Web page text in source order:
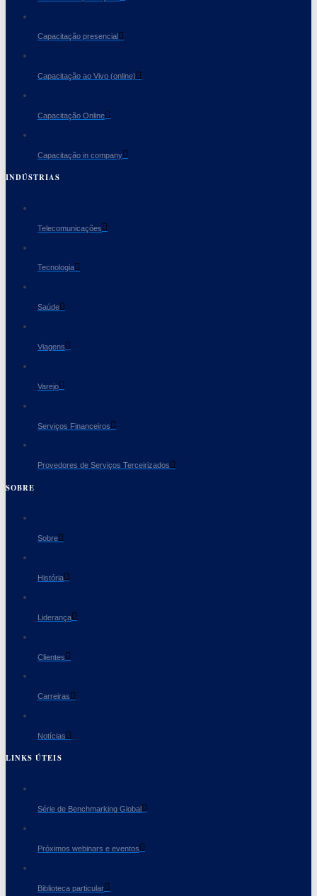
Capacitação presencial
Capacitação ao Vivo (online)
Capacitação Online
Capacitação in company
INDÚSTRIAS
Telecomunicações
Tecnologia
Saúde
Viagens
Varejo
Serviços Financeiros
Provedores de Serviços Terceirizados
SOBRE
Sobre
História
Liderança
Clientes
Carreiras
Notícias
LINKS ÚTEIS
Série de Benchmarking Global
Próximos webinars e eventos
Biblioteca particular